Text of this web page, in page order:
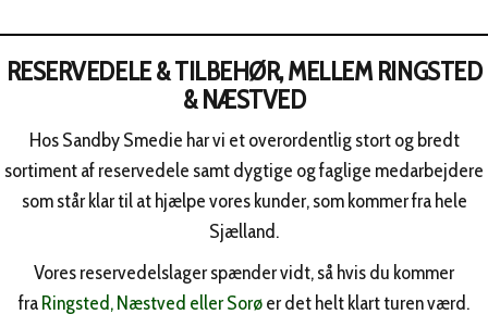
RESERVEDELE & TILBEHØR, MELLEM RINGSTED
& NÆSTVED
Hos Sandby Smedie har vi et overordentlig stort og bredt
sortiment af reservedele samt dygtige og faglige medarbejdere
som står klar til at hjælpe vores kunder, som kommer fra hele
Sjælland.
Vores reservedelslager spænder vidt, så hvis du kommer
fraRingsted, Næstved eller Sorøer det helt klart turen værd.